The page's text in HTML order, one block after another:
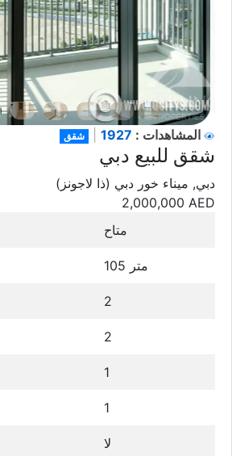
شقق المشاهدات :
شقق للبيع دبي
دبي, ميناء خور دبي (ذا لاجونز)
2,000,000 AED
متاح
105 متر
2
2
1
1
لا